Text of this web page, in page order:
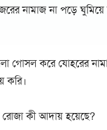
নামাজ না পড়ে ঘুমিয়ে
গোসল করে যোহরের
করি।
রোজা কী আদায় হয়েছে?